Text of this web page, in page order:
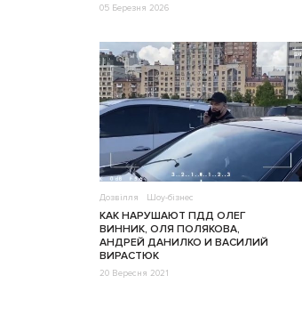
05 Березня 2026
Дозвілля Шоу-бізнес
КАК НАРУШАЮТ ПДД ОЛЕГ
ВИННИК, ОЛЯ ПОЛЯКОВА,
АНДРЕЙ ДАНИЛКО И ВАСИЛИЙ
ВИРАСТЮК
20 Вересня 2021